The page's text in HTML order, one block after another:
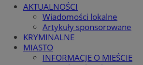
AKTUALNOŚCI
Wiadomości lokalne
Artykuły sponsorowane
KRYMINALNE
MIASTO
INFORMACJE O MIEŚCIE